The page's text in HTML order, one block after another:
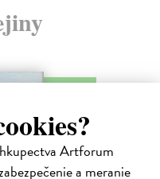
Artforum
a meranie
na sklade